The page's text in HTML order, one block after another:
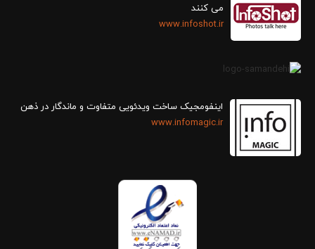
می کنند
www.infoshot.ir
اینفومجیک ساخت ویدئویی متفاوت و ماندگار در ذهن
www.infomagic.ir